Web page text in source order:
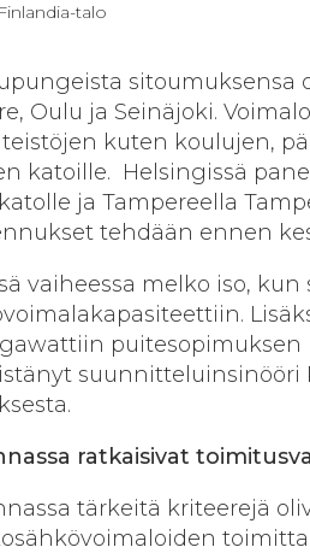
talo
sitoumuksensa
Oulu ja Seinäjoki.
kuten koulujen,
katoille. Helsingissä
ja Tampereella
tehdään ennen
vaiheessa melko iso,
puitesopimuksen
suunnitteluinsinööri
ratkaisivat
tärkeitä kriteerejä